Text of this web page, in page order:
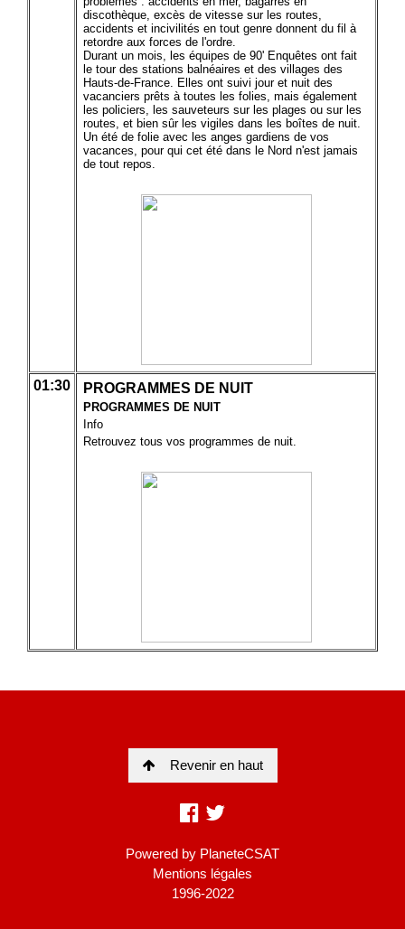
Revenir en haut
Powered by PlaneteCSAT
Mentions légales
1996-2022